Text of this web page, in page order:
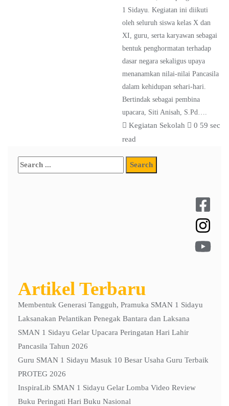
1 Sidayu. Kegiatan ini diikuti
oleh seluruh siswa kelas X dan
XI, guru, serta karyawan sebagai
bentuk penghormatan terhadap
dasar negara sekaligus upaya
menanamkan nilai-nilai Pancasila
dalam kehidupan sehari-hari.
Bertindak sebagai pembina
upacara, Siti Anisah, S.Pd….
Kegiatan Sekolah 0 59 sec
read
Artikel Terbaru
Membentuk Generasi Tangguh, Pramuka SMAN 1 Sidayu
Laksanakan Pelantikan Penegak Bantara dan Laksana
SMAN 1 Sidayu Gelar Upacara Peringatan Hari Lahir
Pancasila Tahun 2026
Guru SMAN 1 Sidayu Masuk 10 Besar Usaha Guru Terbaik
PROTEG 2026
InspiraLib SMAN 1 Sidayu Gelar Lomba Video Review
Buku Peringati Hari Buku Nasional